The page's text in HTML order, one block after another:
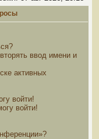
ввод имени и
активных
войти!
войти!